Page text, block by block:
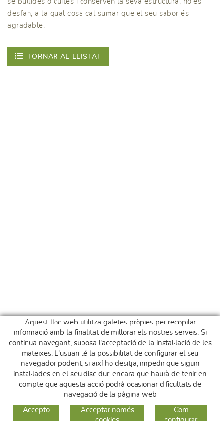
se bullides o cuites i conserven la seva estructura, no es
desfan, a la qual cosa cal sumar que el seu sabor és
agradable.
TORNAR AL LLISTAT
Aquest lloc web utilitza galetes pròpies per recopilar
informació amb la finalitat de millorar els nostres serveis. Si
continua navegant, suposa l'acceptació de la instal·lació de les
mateixes. L'usuari té la possibilitat de configurar el seu
navegador podent, si així ho desitja, impedir que siguin
instal·lades en el seu disc dur, encara que haurà de tenir en
compte que aquesta acció podrà ocasionar dificultats de
navegació de la pàgina web
Accepto
Acceptar només
Com